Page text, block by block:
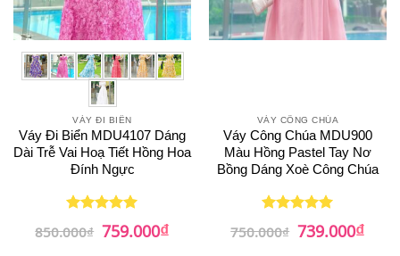
VÁY ĐI BIỂN
Váy Đi Biển MDU4107 Dáng
Dài Trễ Vai Hoạ Tiết Hồng Hoa
Đính Ngực
Được xếp
hạng
55
850.000₫ Giá
gốc
759.000₫Giá
hiện
VÁY CÔNG CHÚA
Váy Công Chúa MDU900
Màu Hồng Pastel Tay Nơ
Bồng Dáng Xoè Công Chúa
Được xếp
hạng
55
750.000₫ Giá
gốc
739.000₫Giá
hiện